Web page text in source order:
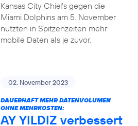
Kansas City Chiefs gegen die
Miami Dolphins am 5. November
nutzten in Spitzenzeiten mehr
mobile Daten als je zuvor.
02. November 2023
DAUERHAFT MEHR DATENVOLUMEN
OHNE MEHRKOSTEN:
AY YILDIZ verbessert